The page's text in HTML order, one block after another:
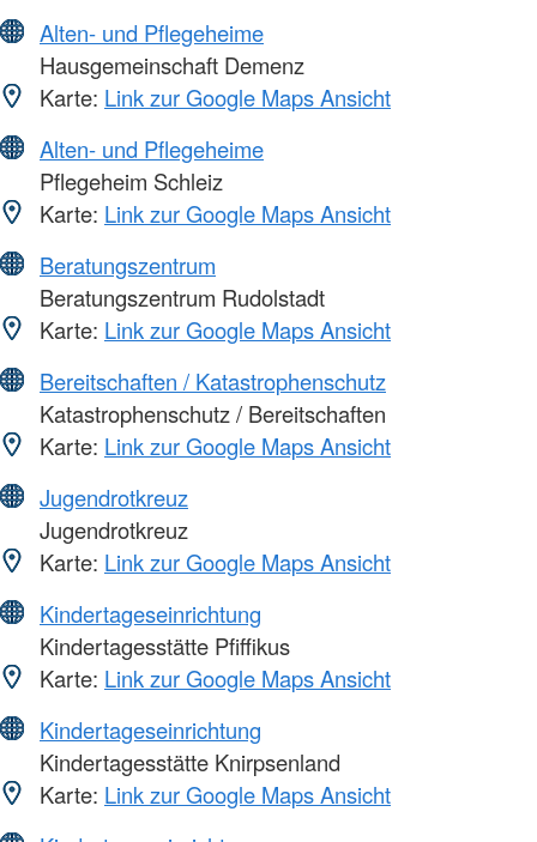
Alten- und Pflegeheime
Hausgemeinschaft Demenz
Karte: Link zur Google Maps Ansicht
Alten- und Pflegeheime
Pflegeheim Schleiz
Karte: Link zur Google Maps Ansicht
Beratungszentrum
Beratungszentrum Rudolstadt
Karte: Link zur Google Maps Ansicht
Bereitschaften / Katastrophenschutz
Katastrophenschutz / Bereitschaften
Karte: Link zur Google Maps Ansicht
Jugendrotkreuz
Jugendrotkreuz
Karte: Link zur Google Maps Ansicht
Kindertageseinrichtung
Kindertagesstätte Pfiffikus
Karte: Link zur Google Maps Ansicht
Kindertageseinrichtung
Kindertagesstätte Knirpsenland
Karte: Link zur Google Maps Ansicht